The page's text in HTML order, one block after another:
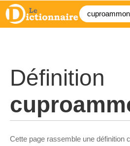
Définition
Cette page rassemble une définition